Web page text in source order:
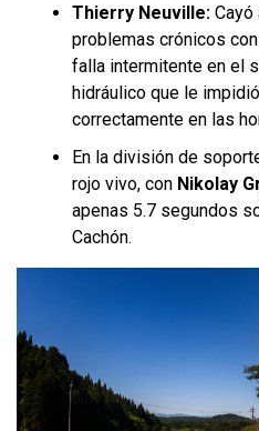
Thierry Neuville:
problemas crónicos
falla intermitente en el
hidráulico que le
correctamente en las
En la división de
rojo vivo, con Nikolay
apenas 5.7 segundos
Cachón.